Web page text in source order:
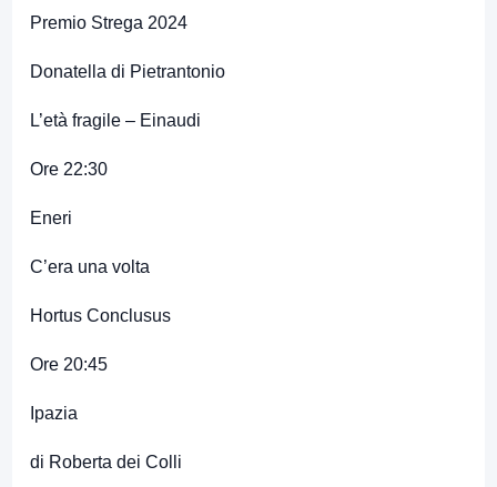
Premio Strega 2024
Donatella di Pietrantonio
L’età fragile – Einaudi
Ore 22:30
Eneri
C’era una volta
Hortus Conclusus
Ore 20:45
Ipazia
di Roberta dei Colli